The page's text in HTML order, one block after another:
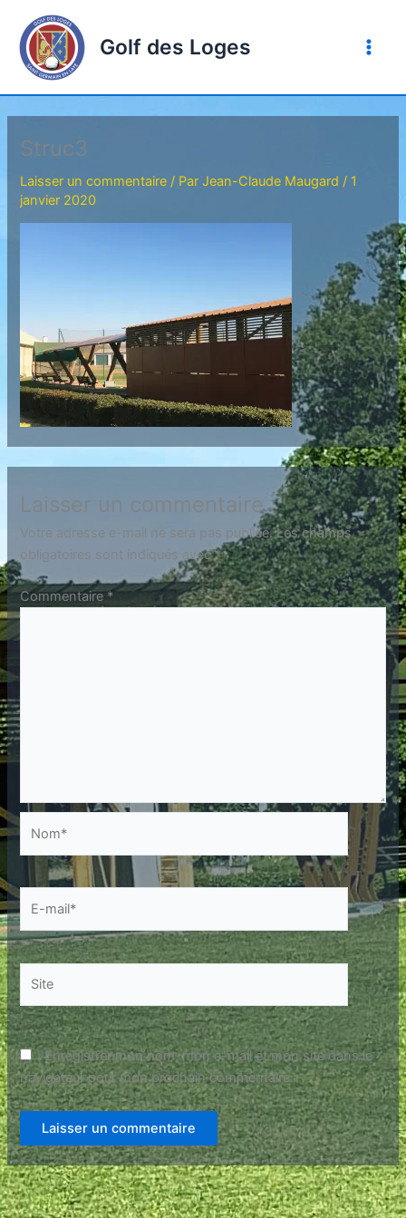
contenu
Golf des Loges
Struc3
Laisser un commentaire / ParJean-Claude Maugard / 1
janvier 2020
Laisser un commentaire
Votre adresse e-mail ne sera pas publiée. Les champs
obligatoires sont indiqués avec*
Commentaire*
Nom*
E-
mail*
Enregistrer mon nom, mon e-mail et mon site dans le
navigateur pour mon prochain commentaire.